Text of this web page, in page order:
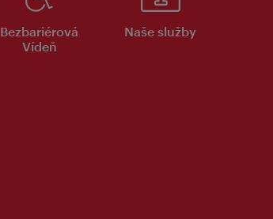
Bezbariérová
Vídeň
Naše služby